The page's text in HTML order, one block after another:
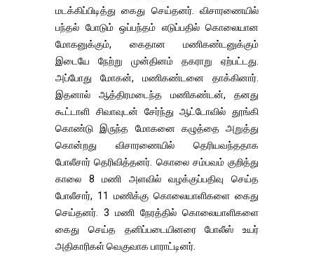
மடக்கிப்பிடித்து கைது செய்தனர். விசாரணையில்
பந்தல் போடும் ஒப்பந்தம் எடுப்பதில் கொலையான
மோகனுக்கும், கைதான மணிகண்டனுக்கும்
இடையே நேற்று முன்தினம் தகராறு ஏற்பட்டது.
அப்போது மோகன், மணிகண்டனை தாக்கினார்.
இதனால் ஆத்திரமடைந்த மணிகண்டன், தனது
கூட்டாளி சிவாவுடன் சேர்ந்து ஆட்டோவில் தூங்கி
கொண்டு இருந்த மோகனை கழுத்தை அறுத்து
கொன்றது விசாரணையில் தெரியவந்ததாக
போலீசார் தெரிவித்தனர். கொலை சம்பவம் குறித்து
காலை 8 மணி அளவில் வழக்குப்பதிவு செய்த
போலீசார், 11 மணிக்கு கொலையாளிகளை கைது
செய்தனர். 3 மணி நேரத்தில் கொலையாளிகளை
கைது செய்த தனிப்படையினரை போலீஸ் உயர்
அதிகாரிகள் வெகுவாக பாராட்டினர்.